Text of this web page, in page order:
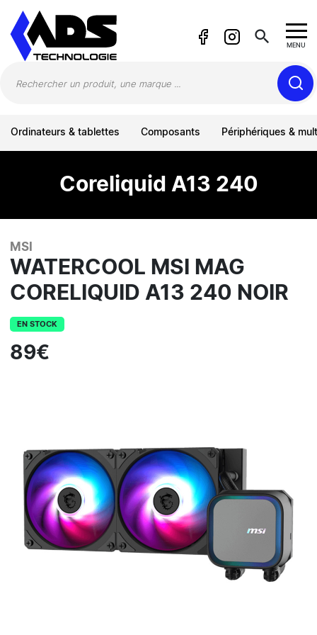
search MENU
Ordinateurs & tablettes Composants Périphériques &
Coreliquid A13 240
MSI
WATERCOOL MSI MAG
CORELIQUID A13 240 NOIR
EN STOCK
89€